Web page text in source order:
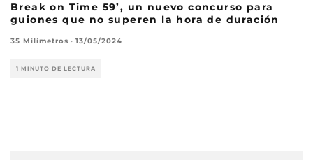
Break on Time 59’, un nuevo concurso para
guiones que no superen la hora de duración
35 Milímetros · 13/05/2024
1 MINUTO DE LECTURA